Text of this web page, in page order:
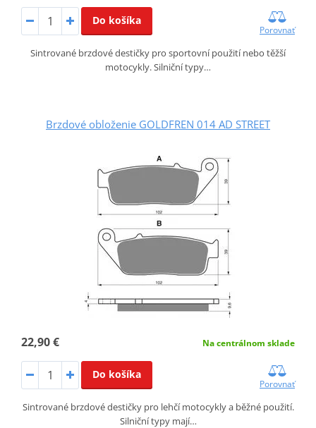
Do košíka
Porovnať
Sintrované brzdové destičky pro sportovní použití nebo těžší
motocykly. Silniční typy…
Brzdové obloženie GOLDFREN 014 AD STREET
22,90 € Na centrálnom sklade
Do košíka
Porovnať
Sintrované brzdové destičky pro lehčí motocykly a běžné použití.
Silniční typy mají…